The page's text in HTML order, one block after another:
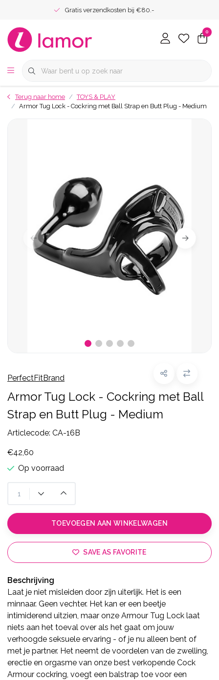
Gratis verzendkosten bij €80.-
0
Terug naar home
TOYS & PLAY
Armor Tug Lock - Cockring met Ball Strap en Butt Plug - Medium
PerfectFitBrand
Armor Tug Lock - Cockring met Ball
Strap en Butt Plug - Medium
Articlecode: CA-16B
€42,60
Op voorraad
TOEVOEGEN AAN WINKELWAGEN
SAVE AS FAVORITE
Beschrijving
Laat je niet misleiden door zijn uiterlijk. Het is een
minnaar. Geen vechter. Het kan er een beetje
intimiderend uitzien, maar onze Armour Tug Lock laat
niets aan het toeval over als het gaat om jouw
verhoogde seksuele ervaring - of je nu alleen bent of
met je partner. Het neemt de voordelen van de zwelling,
erectie en orgasme van onze best verkopende Cock
Armour cockring, voegt een balstrap toe voor een